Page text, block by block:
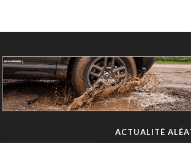
ACTUALITÉ